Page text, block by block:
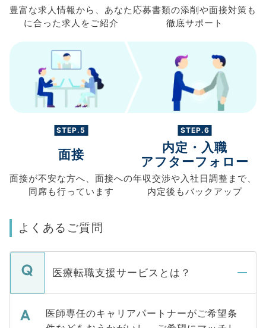
豊富な求人情報から、 あなた
に合った求人を ご紹介
応募書類の添削や面接対策も
徹底サポート
STEP.5
面接
面接が不安な方へ、 面接への
同席も行っています
STEP.6
内定・入職
アフターフォロー
年収交渉や入社日調整まで、
内定後もバックアップ
よくあるご質問
医療転職支援サービスとは？
医師専任のキャリアパートナーがご希望条